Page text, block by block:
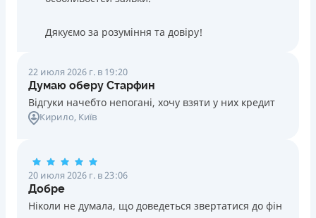
Дякуємо за розуміння та довіру!
22 июля 2026 г. в 19:20
Думаю оберу Старфин
Відгуки начебто непогані, хочу взяти у них кредит
Кирило, Київ
20 июля 2026 г. в 23:06
Добре
Ніколи не думала, що доведеться звертатися до фін